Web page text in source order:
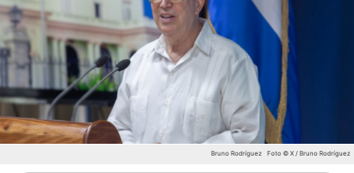
Bruno Rodríguez Foto © X / Bruno Rodríguez